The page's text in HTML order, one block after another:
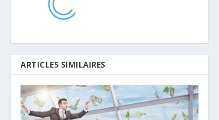
ARTICLES SIMILAIRES